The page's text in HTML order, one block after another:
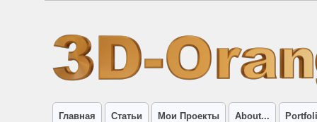
Главная Статьи Мои Проекты About...